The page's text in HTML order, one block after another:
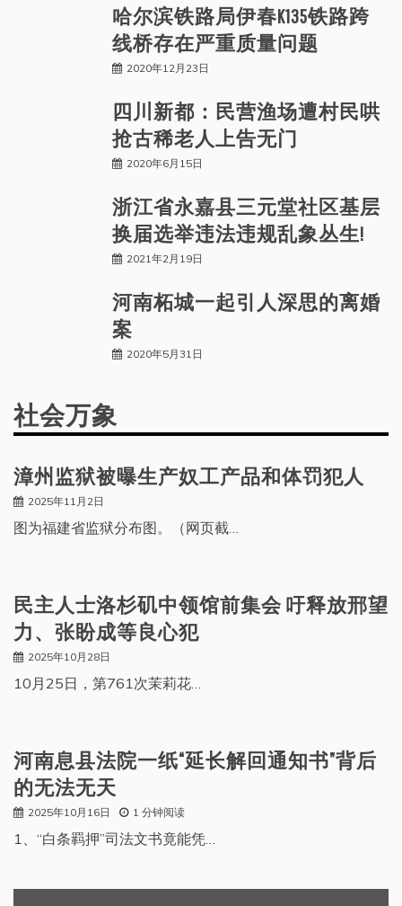
哈尔滨铁路局伊春K135铁路跨
线桥存在严重质量问题
2020年12月23日
四川新都：民营渔场遭村民哄
抢古稀老人上告无门
2020年6月15日
浙江省永嘉县三元堂社区基层
换届选举违法违规乱象丛生!
2021年2月19日
河南柘城一起引人深思的离婚
案
2020年5月31日
社会万象
漳州监狱被曝生产奴工产品和体罚犯人
2025年11月2日
图为福建省监狱分布图。（网页截…
民主人士洛杉矶中领馆前集会 吁释放邢望
力、张盼成等良心犯
2025年10月28日
10月25日，第761次茉莉花…
河南息县法院一纸“延长解回通知书”背后
的无法无天
2025年10月16日 1 分钟阅读
1、“白条羁押”司法文书竟能凭…